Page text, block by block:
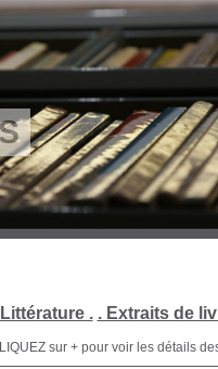
. . Extraits de
sur + pour voir les détails